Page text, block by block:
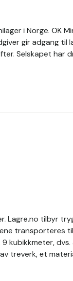
i Norge. OK
gir adgang
Selskapet har
Lagre.no tilbyr
transporteres
kubikkmeter,
treverk, et